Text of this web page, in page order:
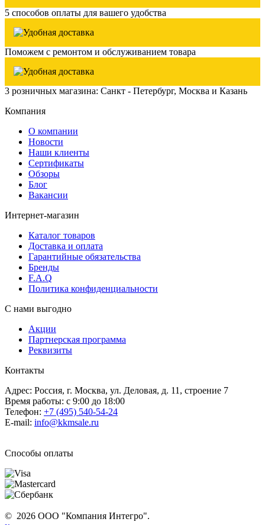
5 способов оплаты для вашего удобства
Поможем с ремонтом и обслуживанием товара
3 розничных магазина: Санкт - Петербург, Москва и Казань
Компания
О компании
Новости
Наши клиенты
Сертификаты
Обзоры
Блог
Вакансии
Интернет-магазин
Каталог товаров
Доставка и оплата
Гарантийные обязательства
Бренды
F.A.Q
Политика конфиденциальности
С нами выгодно
Акции
Партнерская программа
Реквизиты
Контакты
Адрес: Россия, г. Москва, ул. Деловая, д. 11, строение 7
Время работы: с 9:00 до 18:00
Телефон: +7 (495) 540-54-24
E-mail: info@kkmsale.ru
Способы оплаты
© 2026 ООО "Компания Интегро".